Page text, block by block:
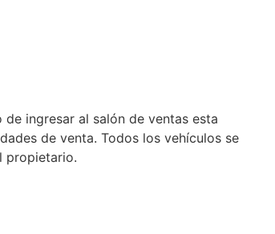
ingresar al salón de ventas esta
de venta. Todos los vehículos se
propietario.